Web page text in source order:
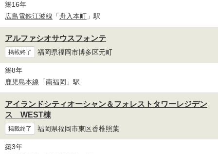
築16年
広島電鉄江波線 「舟入本町 」駅
アルファシオサウスフォンテ
掲載終了 福岡県福岡市博多区元町
築8年
鹿児島本線 「南福岡 」駅
アイランドシティオーシャン＆フォレストタワーレジデン
ス WEST棟
掲載終了 福岡県福岡市東区香椎照葉
築3年